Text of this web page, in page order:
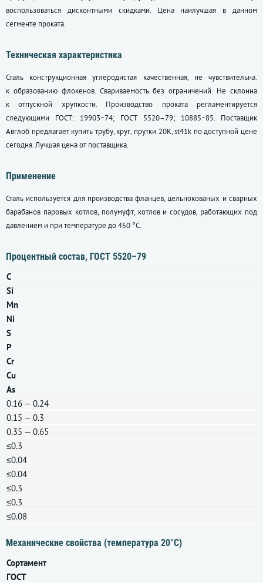
воспользоваться дисконтными скидками. Цена наилучшая в данном
сегменте проката.
Техническая характеристика
Сталь конструкционная углеродистая качественная, не чувствительна.
к образованию флокенов. Свариваемость без ограничений. Не склонна
к отпускной хрупкости. Производство проката регламентируется
следующими ГОСТ: 19903−74; ГОСТ 5520–79; 10885−85. Поставщик
Авглоб предлагает купить трубу, круг, прутки 20К, st41k по доступной цене
сегодня. Лучшая цена от поставщика.
Применение
Сталь используется для производства фланцев, цельнокованых и сварных
барабанов паровых котлов, полумуфт, котлов и сосудов, работающих под
давлением и при температуре до 450 °C.
Процентный состав, ГОСТ 5520–79
C
Si
Mn
Ni
S
P
Cr
Cu
As
0.16 — 0.24
0.15 — 0.3
0.35 — 0.65
≤0.3
≤0.04
≤0.04
≤0.3
≤0.3
≤0.08
Механические свойства (температура 20°С)
Сортамент
ГОСТ